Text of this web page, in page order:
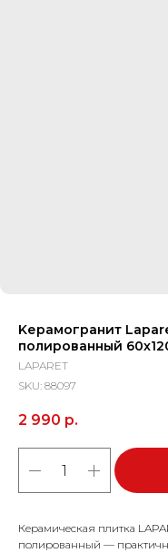
Kерамогранит
полированный
LAPARET
SKU: 88097
2 990 р.
Керамическая плитка
полированный —